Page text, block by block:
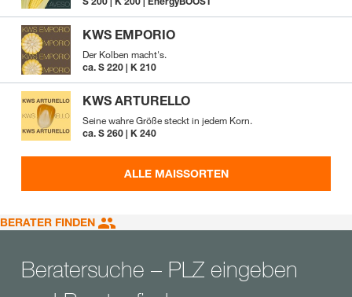
KWS EMPORIO
Der Kolben macht's.
ca. S 220 | K 210
KWS ARTURELLO
Seine wahre Größe steckt in jedem Korn.
ca. S 260 | K 240
ALLE MAISSORTEN
BERATER FINDEN
Beratersuche – PLZ eingeben